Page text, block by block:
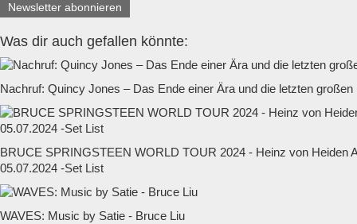
Newsletter abonnieren
Was dir auch gefallen könnte:
Nachruf: Quincy Jones – Das Ende einer Ära und die letzten großen
BRUCE SPRINGSTEEN WORLD TOUR 2024 - Heinz von Heiden
05.07.2024 -Set List
WAVES: Music by Satie - Bruce Liu